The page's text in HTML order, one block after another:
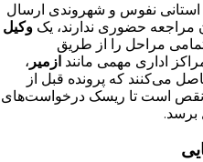
استانی نفوس و شهروندی ارسال
مراجعه حضوری ندارند، یک وکیل
مراحل را از طریق
اداری مهمی مانند ازمیر ،
می‌کنند که پرونده قبل از
است تا ریسک درخواست‌های
برسد.